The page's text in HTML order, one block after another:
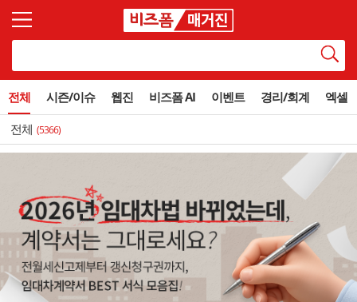
전체 시즌/이슈 웹진 비즈폼 AI 이벤트 경리/회계 엑셀
전체 (5366)